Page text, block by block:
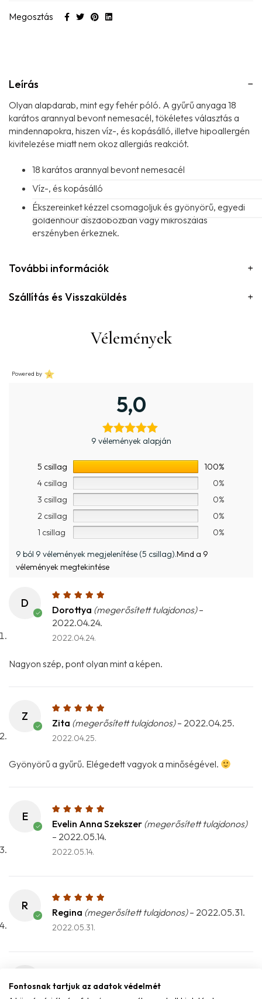
Megosztás
Leírás
Olyan alapdarab, mint egy fehér póló. A gyűrű anyaga 18
karátos arannyal bevont nemesacél, tökéletes választás a
mindennapokra, hiszen víz-, és kopásálló, illetve hipoallergén
kivitelezése miatt nem okoz allergiás reakciót.
18 karátos arannyal bevont nemesacél
Víz-, és kopásálló
Ékszereinket kézzel csomagoljuk és gyönyörű, egyedi
goldenhour díszdobozban vagy mikroszálas
erszényben érkeznek.
További információk
Szállítás és Visszaküldés
Vélemények
Powered by
5,0
9 vélemények alapján
5 csillag
100%
4 csillag
0%
3 csillag
0%
2 csillag
0%
1 csillag
0%
9 ból 9 vélemények megjelenítése (5 csillag).Mind a 9
vélemények megtekintése
D
Dorottya (megerősített tulajdonos) –
2022.04.24.
2022.04.24.
Nagyon szép, pont olyan mint a képen.
Z
Zita (megerősített tulajdonos) – 2022.04.25.
2022.04.25.
Gyönyörű a gyűrű. Elégedett vagyok a minőségével.
E
Evelin Anna Szekszer (megerősített tulajdonos)
– 2022.05.14.
2022.05.14.
R
Regina (megerősített tulajdonos) – 2022.05.31.
2022.05.31.
Z
Zsófia K. –2022.12.04.
Fontosnak tartjuk az adatok védelmét